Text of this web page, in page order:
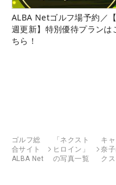
ALBA Netゴルフ場予約／
週更新】特別優待プランは
ちら！
ゴルフ総
合サイト
ALBA Net
「ネクスト
ヒロイン」
の写真一覧
キ
奈
ク